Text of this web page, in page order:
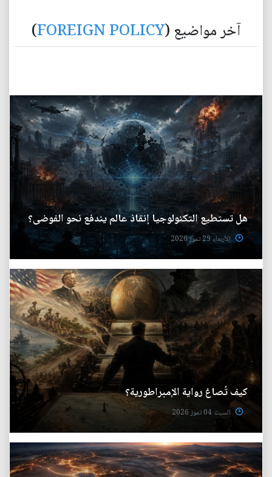
آخر مواضيع (FOREIGN POLICY
)
هل تستطيع التكنولوجيا إنقاذ عالم يندفع نحو الفوضى؟
الأربعاء 29 تموز 2026
كيف تُصاغ رواية الإمبراطورية؟
السبت 04 تموز 2026